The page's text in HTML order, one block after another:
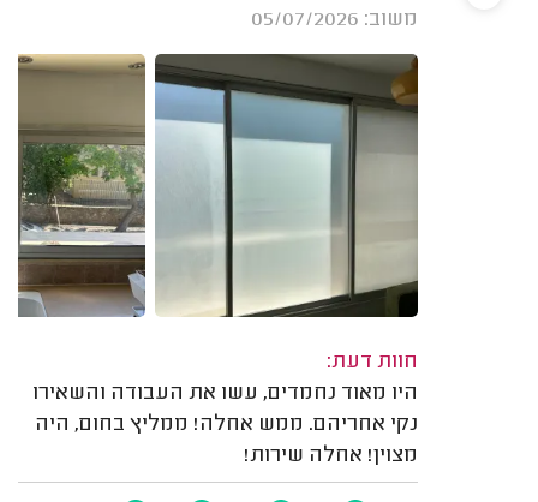
משוב: 05/07/2026
חוות דעת:
היו מאוד נחמדים, עשו את העבודה והשאירו
נקי אחריהם. ממש אחלה! ממליץ בחום, היה
מצוין! אחלה שירות!